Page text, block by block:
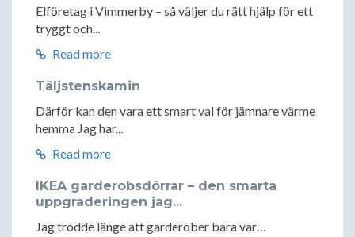
Elföretag i Vimmerby – så väljer du rätt hjälp för ett
tryggt och...
Read more
Täljstenskamin
Därför kan den vara ett smart val för jämnare värme
hemma Jag har...
Read more
IKEA garderobsdörrar – den smarta
uppgraderingen jag...
Jag trodde länge att garderober bara var…